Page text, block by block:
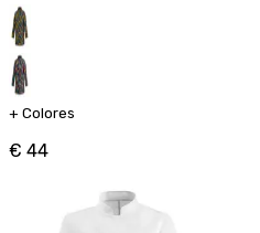
+ Colores
€ 44